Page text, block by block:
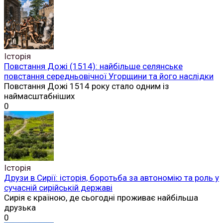
Історія
Повстання Дожі (1514): найбільше селянське
повстання середньовічної Угорщини та його наслідки
Повстання Дожі 1514 року стало одним із
наймасштабніших
0
Історія
Друзи в Сирії: історія, боротьба за автономію та роль у
сучасній сирійській державі
Сирія є країною, де сьогодні проживає найбільша
друзька
0